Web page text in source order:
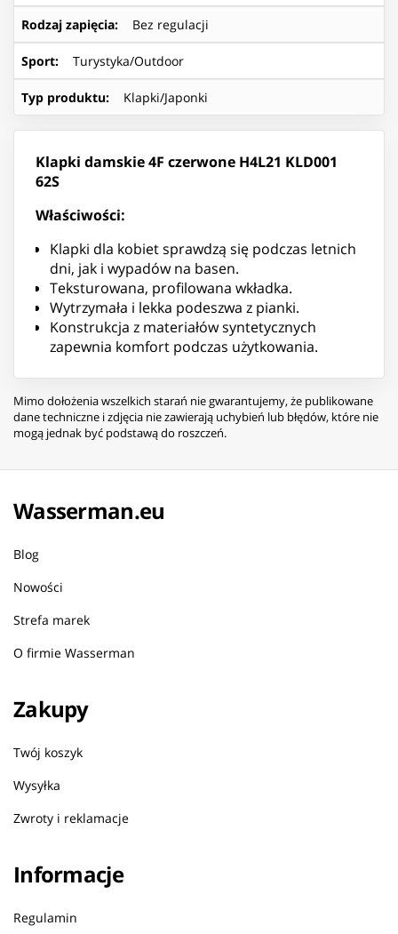
Rodzaj zapięcia: Bez regulacji
Sport: Turystyka/Outdoor
Typ produktu: Klapki/Japonki
Klapki damskie 4F czerwone H4L21 KLD001
62S
Właściwości:
Klapki dla kobiet sprawdzą się podczas letnich
dni, jak i wypadów na basen.
Teksturowana, profilowana wkładka.
Wytrzymała i lekka podeszwa z pianki.
Konstrukcja z materiałów syntetycznych
zapewnia komfort podczas użytkowania.
Mimo dołożenia wszelkich starań nie gwarantujemy, że publikowane
dane techniczne i zdjęcia nie zawierają uchybień lub błędów, które nie
mogą jednak być podstawą do roszczeń.
Wasserman.eu
Blog
Nowości
Strefa marek
O firmie Wasserman
Zakupy
Twój koszyk
Wysyłka
Zwroty i reklamacje
Informacje
Regulamin